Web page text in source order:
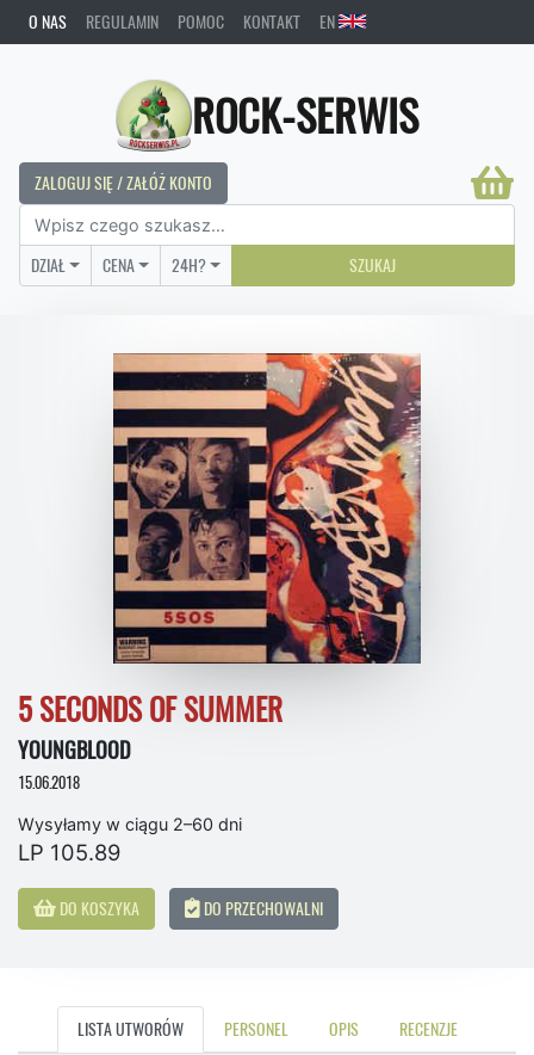
O NAS REGULAMIN POMOC KONTAKT EN
ROCK-SERWIS
ZALOGUJ SIĘ / ZAŁÓŻ KONTO
DZIAŁ CENA 24H? SZUKAJ
5 SECONDS OF SUMMER
YOUNGBLOOD
15.06.2018
Wysyłamy w ciągu 2–60 dni
LP 105.89
DO KOSZYKA DO PRZECHOWALNI
LISTA UTWORÓW PERSONEL OPIS RECENZJE